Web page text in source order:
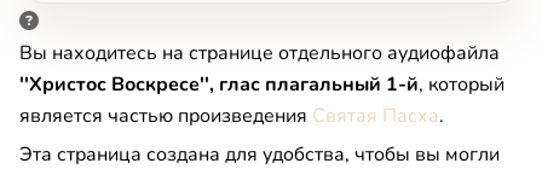
Вы находитесь на странице отдельного аудиофайла
''Христос Воскресе'', глас плагальный 1-й, который
является частью произведения Святая Пасха.
Эта страница создана для удобства, чтобы вы могли